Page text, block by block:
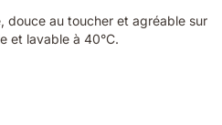
douce au toucher et agréable sur
et lavable à 40°C.